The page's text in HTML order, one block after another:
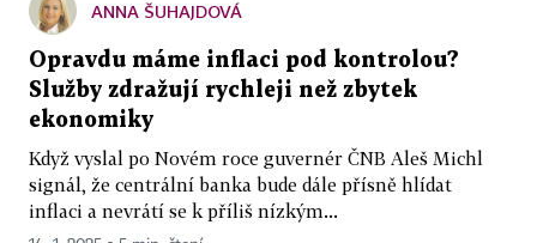
ANNA ŠUHAJDOVÁ
Opravdu máme inflaci pod kontrolou?
Služby zdražují rychleji než zbytek
ekonomiky
Když vyslal po Novém roce guvernér ČNB Aleš Michl
signál, že centrální banka bude dále přísně hlídat
inflaci a nevrátí se k příliš nízkým...